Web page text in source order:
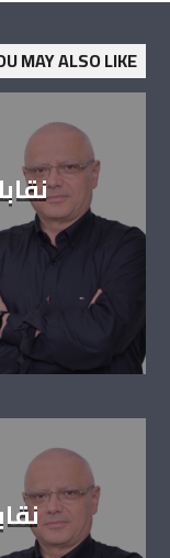
MAY ALSO LIKE